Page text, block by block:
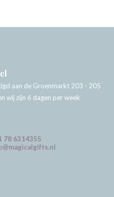
aan de Groenmarkt 203 - 205
wij zijn 6 dagen per week
78 6314355